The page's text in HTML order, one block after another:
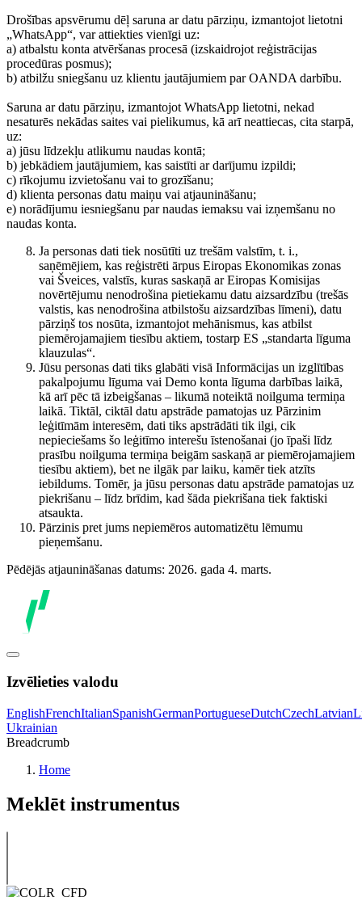
Drošības apsvērumu dēļ saruna ar datu pārziņu, izmantojot lietotni
„WhatsApp“, var attiekties vienīgi uz:
a) atbalstu konta atvēršanas procesā (izskaidrojot reģistrācijas
procedūras posmus);
b) atbilžu sniegšanu uz klientu jautājumiem par OANDA darbību.
Saruna ar datu pārziņu, izmantojot WhatsApp lietotni, nekad
nesaturēs nekādas saites vai pielikumus, kā arī neattiecas, cita starpā,
uz:
a) jūsu līdzekļu atlikumu naudas kontā;
b) jebkādiem jautājumiem, kas saistīti ar darījumu izpildi;
c) rīkojumu izvietošanu vai to grozīšanu;
d) klienta personas datu maiņu vai atjaunināšanu;
e) norādījumu iesniegšanu par naudas iemaksu vai izņemšanu no
naudas konta.
Ja personas dati tiek nosūtīti uz trešām valstīm, t. i.,
saņēmējiem, kas reģistrēti ārpus Eiropas Ekonomikas zonas
vai Šveices, valstīs, kuras saskaņā ar Eiropas Komisijas
novērtējumu nenodrošina pietiekamu datu aizsardzību (trešās
valstis, kas nenodrošina atbilstošu aizsardzības līmeni), datu
pārziņš tos nosūta, izmantojot mehānismus, kas atbilst
piemērojamajiem tiesību aktiem, tostarp ES „standarta līguma
klauzulas“.
Jūsu personas dati tiks glabāti visā Informācijas un izglītības
pakalpojumu līguma vai Demo konta līguma darbības laikā,
kā arī pēc tā izbeigšanas – likumā noteiktā noilguma termiņa
laikā. Tiktāl, ciktāl datu apstrāde pamatojas uz Pārzinim
leģitīmām interesēm, dati tiks apstrādāti tik ilgi, cik
nepieciešams šo leģitīmo interešu īstenošanai (jo īpaši līdz
prasību noilguma termiņa beigām saskaņā ar piemērojamajiem
tiesību aktiem), bet ne ilgāk par laiku, kamēr tiek atzīts
iebildums. Tomēr, ja jūsu personas datu apstrāde pamatojas uz
piekrišanu – līdz brīdim, kad šāda piekrišana tiek faktiski
atsaukta.
Pārzinis pret jums nepiemēros automatizētu lēmumu
pieņemšanu.
Pēdējās atjaunināšanas datums: 2026. gada 4. marts.
Izvēlieties valodu
EnglishFrenchItalianSpanishGermanPortugueseDutchCzechLatvian
Ukrainian
Breadcrumb
Home
Meklēt instrumentus